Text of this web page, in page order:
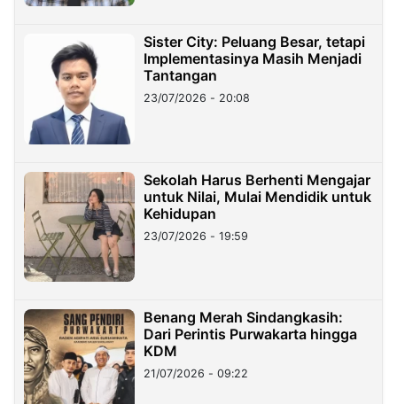
Sister City: Peluang Besar, tetapi
Implementasinya Masih Menjadi
Tantangan
23/07/2026 - 20:08
Sekolah Harus Berhenti Mengajar
untuk Nilai, Mulai Mendidik untuk
Kehidupan
23/07/2026 - 19:59
Benang Merah Sindangkasih:
Dari Perintis Purwakarta hingga
KDM
21/07/2026 - 09:22